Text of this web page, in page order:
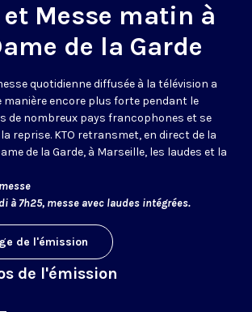
et Messe matin à
de la Garde
quotidienne diffusée à la télévision a
manière encore plus forte pendant le
de nombreux pays francophones et se
reprise. KTO retransmet, en direct de la
de la Garde, à Marseille, les laudes et la
à 7h25, messe avec laudes intégrées.
de l'émission
de l'émission